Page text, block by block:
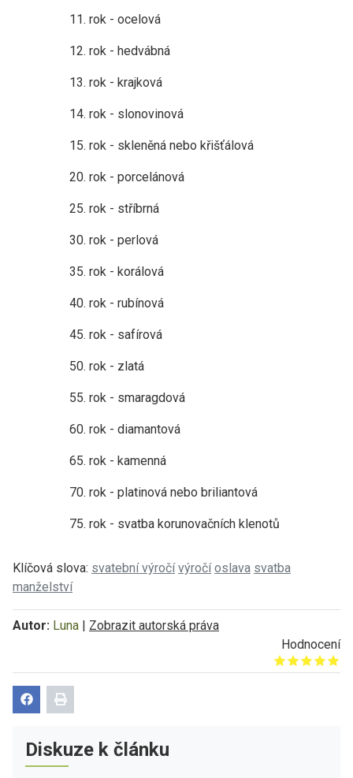
11. rok - ocelová
12. rok - hedvábná
13. rok - krajková
14. rok - slonovinová
15. rok - skleněná nebo křišťálová
20. rok - porcelánová
25. rok - stříbrná
30. rok - perlová
35. rok - korálová
40. rok - rubínová
45. rok - safírová
50. rok - zlatá
55. rok - smaragdová
60. rok - diamantová
65. rok - kamenná
70. rok - platinová nebo briliantová
75. rok - svatba korunovačních klenotů
Klíčová slova: svatební výročí výročí oslava svatba
manželství
Autor: Luna | Zobrazit autorská práva
Hodnocení
Give it 1/5
Give it 2/5
Give it 3/5
Give it 4/5
Give it 5/5
Diskuze k článku